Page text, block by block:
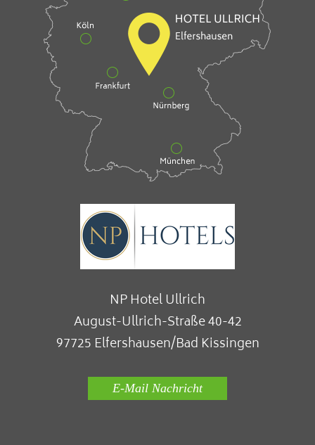
NP Hotel Ullrich
August-Ullrich-Straße 40-42
97725 Elfershausen/Bad Kissingen
E-Mail Nachricht